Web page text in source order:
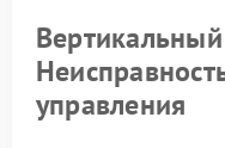
управления